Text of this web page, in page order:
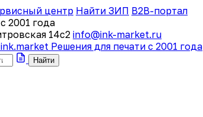
центр Найти ЗИП B2B-портал
2001 года
14с2 info@ink-market.ru
ink.market Решения для печати с 2001 года
Найти